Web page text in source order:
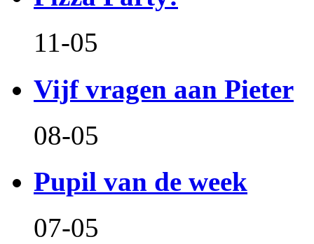
11-05
Vijf vragen aan Pieter
08-05
Pupil van de week
07-05